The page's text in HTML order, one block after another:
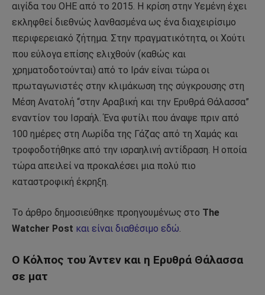
αιγίδα του ΟΗΕ από το 2015. Η κρίση στην Υεμένη έχει
εκληφθεί διεθνώς λανθασμένα ως ένα διαχειρίσιμο
περιφερειακό ζήτημα. Στην πραγματικότητα, οι Χούτι
που εύλογα επίσης ελιχθούν (καθώς και
χρηματοδοτούνται) από το Ιράν είναι τώρα οι
πρωταγωνιστές στην κλιμάκωση της σύγκρουσης στη
Μέση Ανατολή “στην Αραβική και την Ερυθρά Θάλασσα”
εναντίον του Ισραήλ. Ένα φυτίλι που άναψε πριν από
100 ημέρες στη Λωρίδα της Γάζας από τη Χαμάς και
τροφοδοτήθηκε από την ισραηλινή αντίδραση. Η οποία
τώρα απειλεί να προκαλέσει μια πολύ πιο
καταστροφική έκρηξη.
Το άρθρο δημοσιεύθηκε προηγουμένως στο The
Watcher Post και είναι διαθέσιμο εδώ
Ο Κόλπος του Άντεν και η Ερυθρά Θάλασσα
σε ματ